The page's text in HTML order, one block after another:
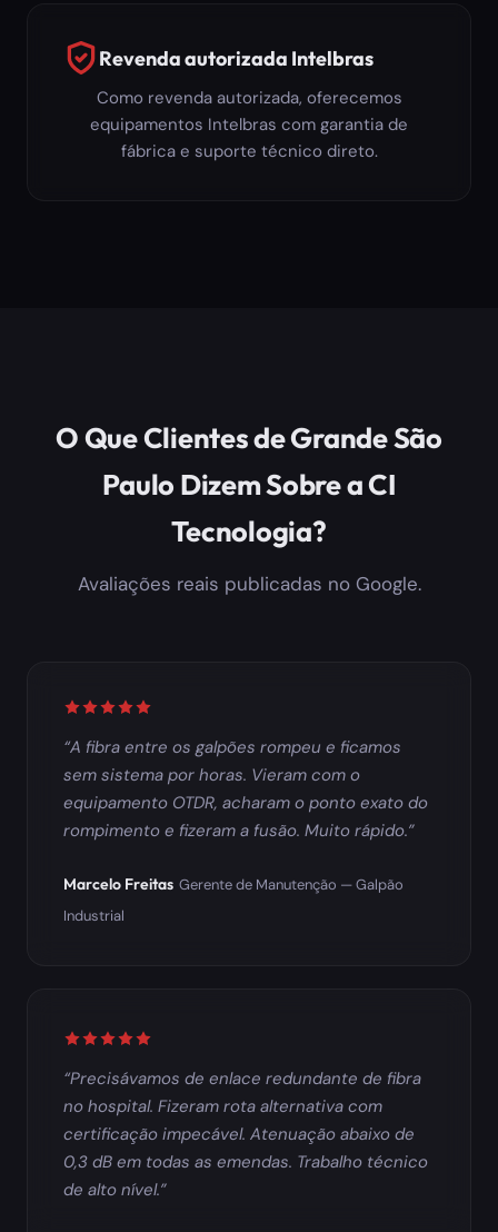
Revenda autorizada Intelbras
Como revenda autorizada, oferecemos
equipamentos Intelbras com garantia de
fábrica e suporte técnico direto.
O Que Clientes de Grande São
Paulo Dizem Sobre a CI
Tecnologia?
Avaliações reais publicadas no Google.
Avaliação: 5 de 5 estrelas
A fibra entre os galpões rompeu e ficamos
sem sistema por horas. Vieram com o
equipamento OTDR, acharam o ponto exato do
rompimento e fizeram a fusão. Muito rápido.
Marcelo Freitas Gerente de Manutenção — Galpão
Industrial
Avaliação: 5 de 5 estrelas
Precisávamos de enlace redundante de fibra
no hospital. Fizeram rota alternativa com
certificação impecável. Atenuação abaixo de
0,3 dB em todas as emendas. Trabalho técnico
de alto nível.